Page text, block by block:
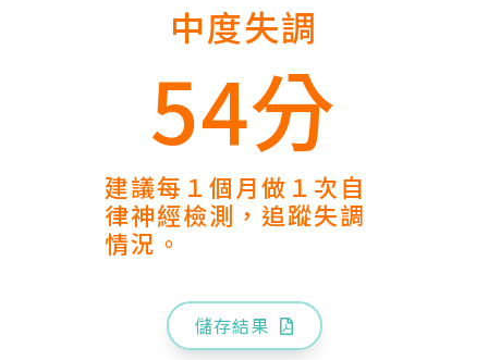
中度失調
54分
建議每１個月做１次自
律神經檢測，追蹤失調
情況。
儲存結果